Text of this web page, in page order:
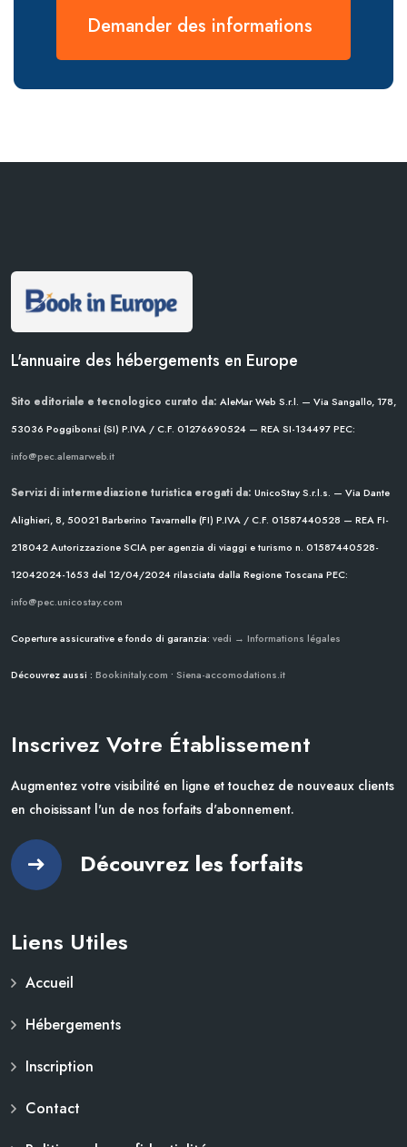
Demander des informations
L'annuaire des hébergements en Europe
Sito editoriale e tecnologico curato da: AleMar Web S.r.l. — Via Sangallo, 178,
53036 Poggibonsi (SI) P.IVA / C.F. 01276690524 — REA SI-134497PEC:
info@pec.alemarweb.it
Servizi di intermediazione turistica erogati da: UnicoStay S.r.l.s. — Via Dante
Alighieri, 8, 50021 Barberino Tavarnelle (FI) P.IVA / C.F. 01587440528 — REA FI-
218042Autorizzazione SCIA per agenzia di viaggi e turismo n. 01587440528-
12042024-1653 del 12/04/2024rilasciata dalla Regione Toscana PEC:
info@pec.unicostay.com
Coperture assicurative e fondo di garanzia: vedi → Informations légales
Découvrez aussi : Bookinitaly.com • Siena-accomodations.it
Inscrivez Votre Établissement
Augmentez votre visibilité en ligne et touchez de nouveaux clients
en choisissant l'un de nos forfaits d'abonnement.
Découvrez les forfaits
Liens Utiles
Accueil
Hébergements
Inscription
Contact